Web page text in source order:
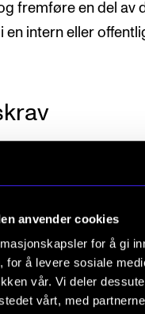
anvender cookies
for å gi
for å levere sosiale
vår. Vi deler
vårt, med
fremføre en del av
en intern eller
obligatorisk aktiv
medfører at
skal innstudere
som er fastsatt i